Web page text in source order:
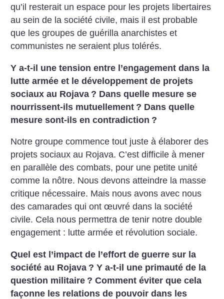
qu’il resterait un espace pour les projets libertaires
au sein de la société civile, mais il est probable
que les groupes de guérilla anarchistes et
communistes ne seraient plus tolérés.
Y a-t-il une tension entre l’engagement dans la
lutte armée et le développement de projets
sociaux au Rojava ? Dans quelle mesure se
nourrissent-ils mutuellement ? Dans quelle
mesure sont-ils en contradiction ?
Notre groupe commence tout juste à élaborer des
projets sociaux au Rojava. C’est difficile à mener
en parallèle des combats, pour une petite unité
comme la nôtre. Nous devons atteindre la masse
critique nécessaire. Mais nous avons avec nous
des camarades qui ont œuvré dans la société
civile. Cela nous permettra de tenir notre double
engagement : lutte armée et révolution sociale.
Quel est l’impact de l’effort de guerre sur la
société au Rojava ? Y a-t-il une primauté de la
question militaire ? Comment éviter que cela
façonne les relations de pouvoir dans les